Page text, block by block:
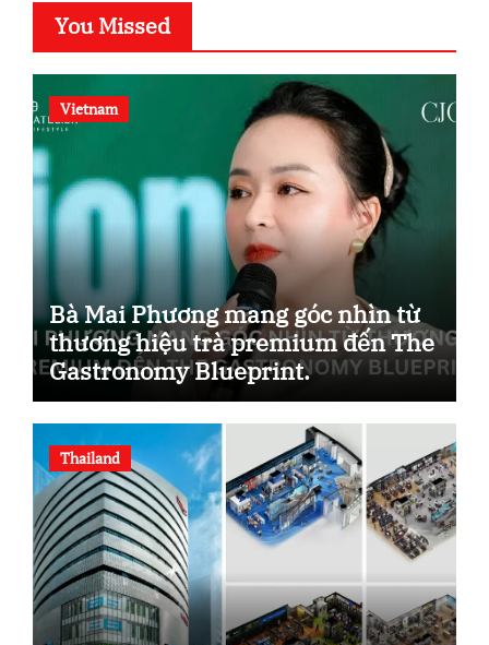
You Missed
Vietnam
Bà Mai Phương mang góc nhìn từ
thương hiệu trà premium đến The
Gastronomy Blueprint.
Thailand